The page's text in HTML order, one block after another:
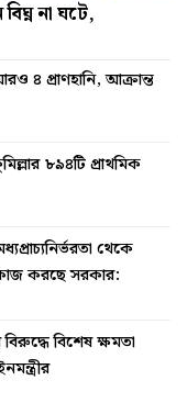
না ঘটে,
৪ প্রাণহানি, আক্রান্ত
৮৯৪টি প্রাথমিক
থেকে
কাজ করছে সরকার:
বিশেষ ক্ষমতা